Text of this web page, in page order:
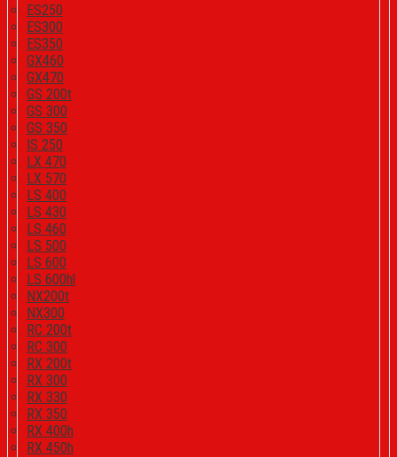
ES250
ES300
ES350
GX460
GX470
GS 200t
GS 300
GS 350
IS 250
LX 470
LX 570
LS 400
LS 430
LS 460
LS 500
LS 600
LS 600hl
NX200t
NX300
RC 200t
RC 300
RX 200t
RX 300
RX 330
RX 350
RX 400h
RX 450h